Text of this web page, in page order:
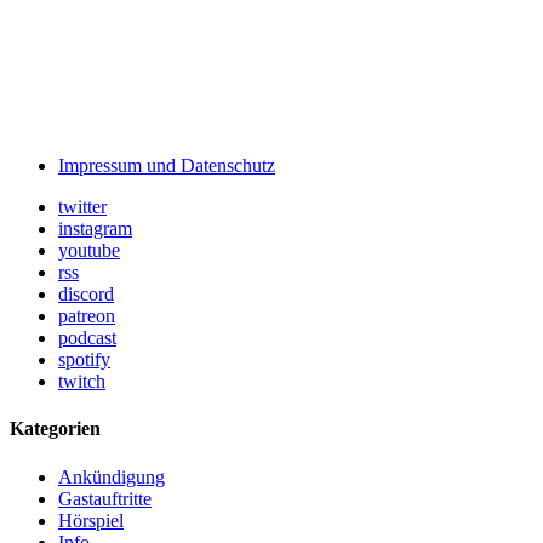
Impressum und Datenschutz
twitter
instagram
youtube
rss
discord
patreon
podcast
spotify
twitch
Kategorien
Ankündigung
Gastauftritte
Hörspiel